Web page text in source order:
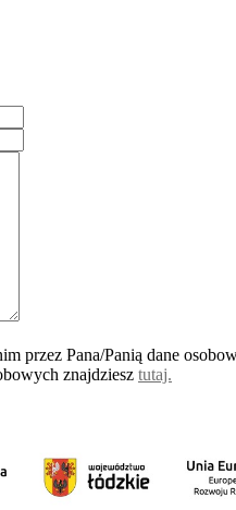
przez Pana/Panią dane
znajdziesz tutaj.